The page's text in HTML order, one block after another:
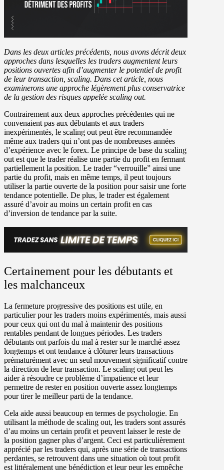
Dans les deux articles précédents, nous avons décrit deux
approches dans lesquelles les traders augmentent leurs
positions ouvertes afin d’augmenter le potentiel de profit
de leur transaction, scaling. Dans cet article, nous
examinerons une approche légèrement plus conservatrice
de la gestion des risques appelée scaling out.
Contrairement aux deux approches précédentes qui ne
convenaient pas aux débutants et aux traders
inexpérimentés, le scaling out peut être recommandée
même aux traders qui n’ont pas de nombreuses années
d’expérience avec le forex. Le principe de base du scaling
out est que le trader réalise une partie du profit en fermant
partiellement la position. Le trader “verrouille” ainsi une
partie du profit, mais en même temps, il peut toujours
utiliser la partie ouverte de la position pour saisir une forte
tendance potentielle. De plus, le trader est également
assuré d’avoir au moins un certain profit en cas
d’inversion de tendance par la suite.
Certainement pour les débutants et
les malchanceux
La fermeture progressive des positions est utile, en
particulier pour les traders moins expérimentés, mais aussi
pour ceux qui ont du mal à maintenir des positions
rentables pendant de longues périodes. Les traders
débutants ont parfois du mal à rester sur le marché assez
longtemps et ont tendance à clôturer leurs transactions
prématurément avec un seul mouvement significatif contre
la direction de leur transaction. Le scaling out peut les
aider à résoudre ce problème d’impatience et leur
permettre de rester en position ouverte assez longtemps
pour tirer le meilleur parti de la tendance.
Cela aide aussi beaucoup en termes de psychologie. En
utilisant la méthode de scaling out, les traders sont assurés
d’au moins un certain profit et peuvent laisser le reste de
la position gagner plus d’argent. Ceci est particulièrement
apprécié par les traders qui, après une série de transactions
perdantes, se retrouvent dans une situation où tout profit
est littéralement une bénédiction et leur peur les empêche